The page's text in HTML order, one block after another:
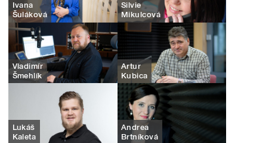
Ivana
Šuláková
Silvie
Mikulcová
Vladimír
Šmehlík
Artur
Kubica
Lukáš
Kaleta
Andrea
Brtníková